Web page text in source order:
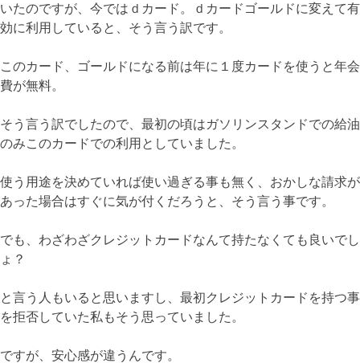
いたのですが、今ではｄカード。ｄカードゴールドに変えて有
効に利用していると、そう言う訳です。
このカード、ゴールドになる前は年に１度カードを使うと年会
費が無料。
そう言う訳でしたので、最初の頃はガソリンスタンドでの給油
のみこのカードでの利用としていました。
使う用途を決めていれば使い過ぎる事も無く、おかしな請求が
あった場合はすぐに気が付くだろうと、そう言う事です。
でも、わざわざクレジットカードなんて持たなくても良いでし
ょ？
と言う人もいると思いますし、最初クレジットカードを持つ事
を拒否していた私もそう思っていました。
ですが、安心感が違うんです。